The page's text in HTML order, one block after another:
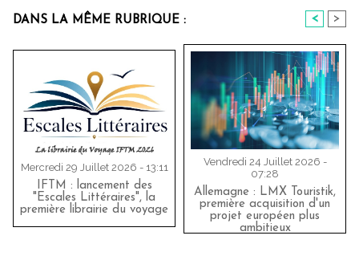
DANS LA MÊME RUBRIQUE : < >
Mercredi 29 Juillet 2026 - 13:11
IFTM : lancement des
"Escales Littéraires", la
première librairie du voyage
Vendredi 24 Juillet 2026 -
07:28
Allemagne : LMX Touristik,
première acquisition d'un
projet européen plus
ambitieux